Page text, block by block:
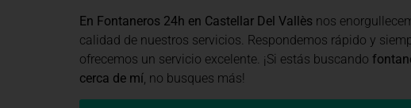
En Fontaneros 24h en Castellar Del Vallès nos
calidad de nuestros servicios. Respondemos rápido y
ofrecemos un servicio excelente. ¡Si estás buscando
cerca de mí, no busques más!